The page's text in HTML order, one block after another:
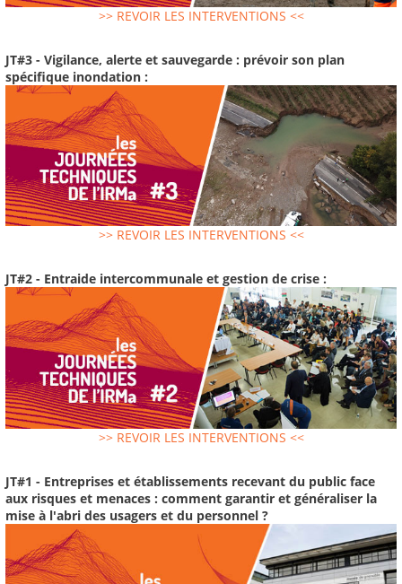
>> REVOIR LES INTERVENTIONS <<
JT#3 - Vigilance, alerte et sauvegarde : prévoir son plan
spécifique inondation :
>> REVOIR LES INTERVENTIONS <<
JT#2 - Entraide intercommunale et gestion de crise :
>> REVOIR LES INTERVENTIONS <<
JT#1 - Entreprises et établissements recevant du public face
aux risques et menaces : comment garantir et généraliser la
mise à l'abri des usagers et du personnel ?